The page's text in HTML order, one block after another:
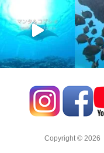
Copyright © 2026